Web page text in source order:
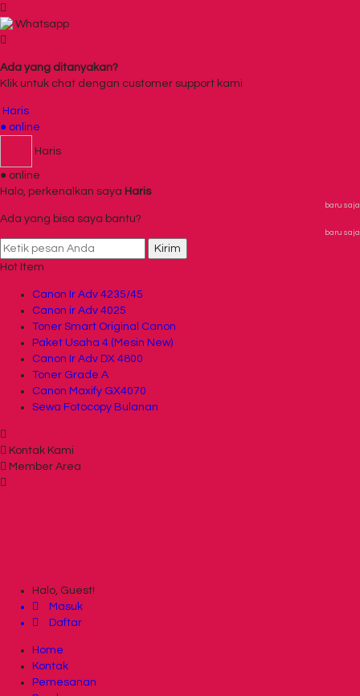
Whatsapp
Ada yang ditanyakan?
Klik untuk chat dengan customer support kami
Haris
● online
Haris
● online
Halo, perkenalkan saya Haris
baru saja
Ada yang bisa saya bantu?
baru saja
Kirim
Hot Item
Canon Ir Adv 4235/45
Canon ir Adv 4025
Toner Smart Original Canon
Paket Usaha 4 (Mesin New)
Canon Ir Adv DX 4800
Toner Grade A
Canon Maxify GX4070
Sewa Fotocopy Bulanan
Kontak Kami
Member Area
Halo, Guest!
Masuk
Daftar
Home
Kontak
Pemesanan